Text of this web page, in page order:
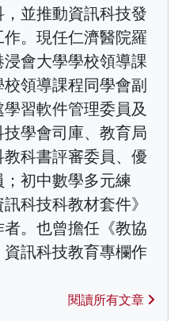
並推動資訊科技發
。現任仁濟醫院羅
會大學學校領導課
領導課程同學會副
習軟件管理委員及
學會司庫、教育局
科書評審委員、優
初中數學多元練
科技科教材套件》
。也曾擔任《教協
訊科技教育專欄作
閱讀所有文章